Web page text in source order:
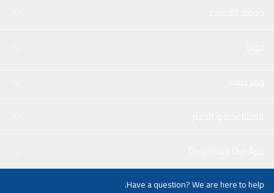
Have a question? We are here to help.